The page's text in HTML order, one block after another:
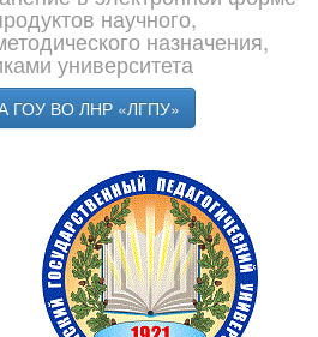
научного,
назначения,
университета
ГОУ ВО ЛНР «ЛГПУ»